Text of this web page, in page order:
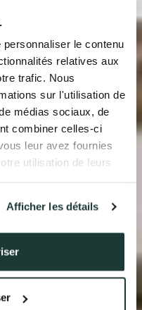
le contenu
relatives aux
trafic. Nous
sur l'utilisation de
médias sociaux, de
combiner celles-ci
leur avez fournies
utilisation de leurs
Afficher les détails
?